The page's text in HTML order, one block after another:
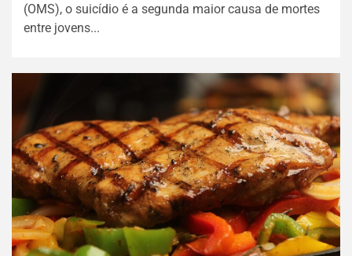
(OMS), o suicídio é a segunda maior causa de mortes
entre jovens...